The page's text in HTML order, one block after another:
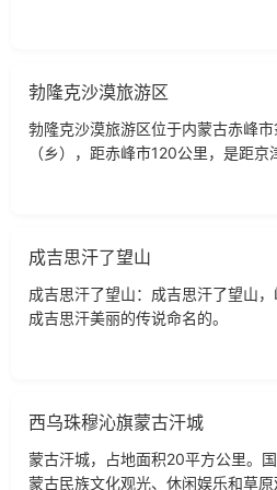
勃隆克沙漠旅游区
勃隆克沙漠旅游区位于内蒙古赤峰
（乡），距赤峰市120公里，是距
成吉思汗了望山
成吉思汗了望山：成吉思汗了望山
成吉思汗美丽的传说命名的。
西乌珠穆沁旗蒙古汗城
蒙古汗城，占地面积20平方公里。
蒙古民族文化观光、休闲娱乐和草